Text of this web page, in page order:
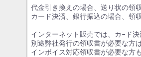
代金引き換えの場合、送り状の領
カード決済、銀行振込の場合、領
インターネット販売では、カ−ド
別途弊社発行の領収書が必要な方
インボイス対応領収書が必要な方